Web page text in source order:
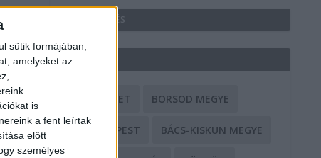
sütik formájában,
amelyeket az
is
a fent leírtak
előtt
személyes
HIRDETÉS
BALESET BORSOD MEGYE
BUDAPEST BÁCS-KISKUN MEGYE